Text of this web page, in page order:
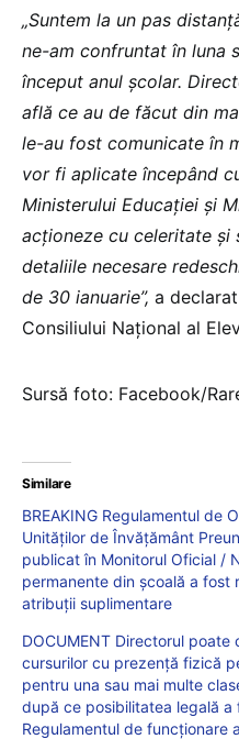
„Suntem la un pas
ne-am confruntat în luna
început anul școlar.
află ce au de făcut din
le-au fost comunicate în
vor fi aplicate începând
Ministerului Educației și
acționeze cu celeritate și
detaliile necesare
de 30 ianuarie”, a
Consiliului Național al
Sursă foto: Facebook/
Similare
BREAKING Regulamentul de
Unităților de Învățământ
publicat în Monitorul Oficial /
permanente din școală a fost
atribuții suplimentare
DOCUMENT Directorul poate
cursurilor cu prezență fizică
pentru una sau mai multe
după ce posibilitatea legală a
Regulamentul de funcționare